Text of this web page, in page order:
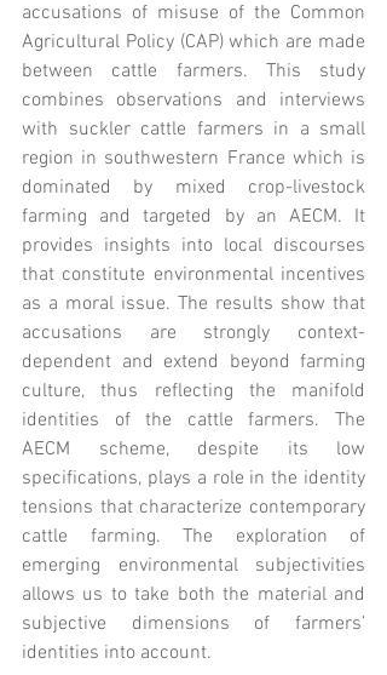
accusations of misuse of the Common
Agricultural Policy (CAP) which are made
between cattle farmers. This study
combines observations and interviews
with suckler cattle farmers in a small
region in southwestern France which is
dominated by mixed crop-livestock
farming and targeted by an AECM. It
provides insights into local discourses
that constitute environmental incentives
as a moral issue. The results show that
accusations are strongly context-
dependent and extend beyond farming
culture, thus reflecting the manifold
identities of the cattle farmers. The
AECM scheme, despite its low
specifications, plays a role in the identity
tensions that characterize contemporary
cattle farming. The exploration of
emerging environmental subjectivities
allows us to take both the material and
subjective dimensions of farmers’
identities into account.